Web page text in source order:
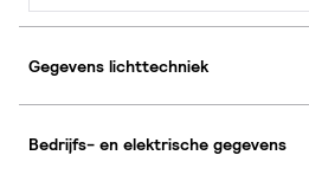
Gegevens lichttechniek
Bedrijfs- en elektrische gegevens